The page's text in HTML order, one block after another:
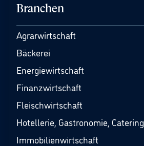
Branchen
Agrarwirtschaft
Bäckerei
Energiewirtschaft
Finanzwirtschaft
Fleischwirtschaft
Hotellerie, Gastronomie, Catering
Immobilienwirtschaft